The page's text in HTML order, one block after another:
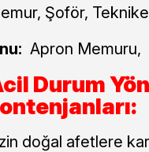
Şoför,
Apron
Durum
doğal afetlere